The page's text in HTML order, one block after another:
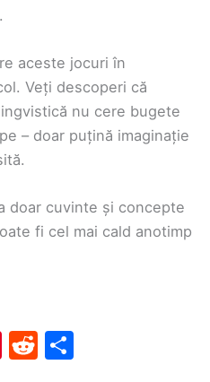
aceste jocuri în
Veți descoperi că
nu cere bugete
– doar puțină imaginație
doar cuvinte și concepte
fi cel mai cald anotimp
Pi R